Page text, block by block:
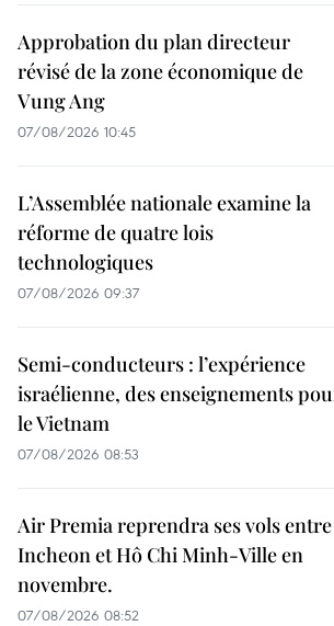
Approbation du plan directeur
révisé de la zone économique de
Vung Ang
07/08/2026 10:45
L’Assemblée nationale examine la
réforme de quatre lois
technologiques
07/08/2026 09:37
Semi-conducteurs : l’expérience
israélienne, des enseignements
le Vietnam
07/08/2026 08:53
Air Premia reprendra ses vols entre
Incheon et Hô Chi Minh-Ville en
novembre.
07/08/2026 08:52